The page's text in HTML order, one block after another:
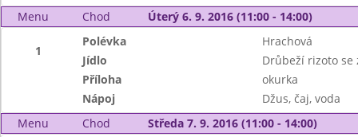
Menu
Chod Úterý 6. 9. 2016 (11:00 - 14:00)
1
Polévka
Hrachová
Jídlo
Drůbeží rizoto se
Příloha
okurka
Nápoj
Džus, čaj, voda
Menu
Chod Středa 7. 9. 2016 (11:00 - 14:00)